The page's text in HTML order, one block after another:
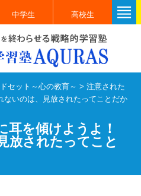
中学生 高校生
セット～心の教育～ >注意された
ないのは、見放されたってことだか
耳を傾けようよ！
放されたってこと